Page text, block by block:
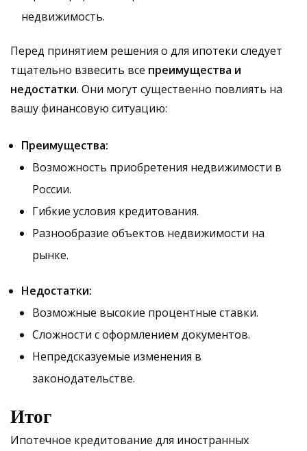
недвижимость.
Перед принятием решения о для ипотеки следует
тщательно взвесить все преимущества и
недостатки. Они могут существенно повлиять на
вашу финансовую ситуацию:
Преимущества:
Возможность приобретения недвижимости в
России.
Гибкие условия кредитования.
Разнообразие объектов недвижимости на
рынке.
Недостатки:
Возможные высокие процентные ставки.
Сложности с оформлением документов.
Непредсказуемые изменения в
законодательстве.
Итог
Ипотечное кредитование для иностранных